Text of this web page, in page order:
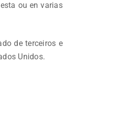
ou en varias
de terceiros e
Unidos.